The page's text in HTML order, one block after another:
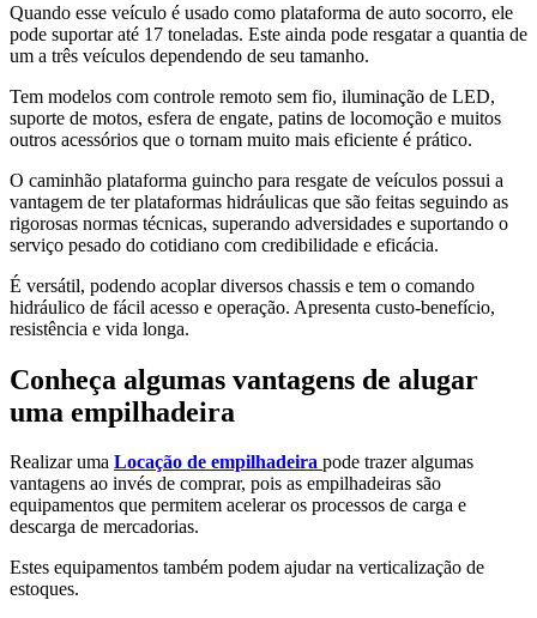
Quando esse veículo é usado como plataforma de auto socorro, ele
pode suportar até 17 toneladas. Este ainda pode resgatar a quantia de
um a três veículos dependendo de seu tamanho.
Tem modelos com controle remoto sem fio, iluminação de LED,
suporte de motos, esfera de engate, patins de locomoção e muitos
outros acessórios que o tornam muito mais eficiente é prático.
O caminhão plataforma guincho para resgate de veículos possui a
vantagem de ter plataformas hidráulicas que são feitas seguindo as
rigorosas normas técnicas, superando adversidades e suportando o
serviço pesado do cotidiano com credibilidade e eficácia.
É versátil, podendo acoplar diversos chassis e tem o comando
hidráulico de fácil acesso e operação. Apresenta custo-benefício,
resistência e vida longa.
Conheça algumas vantagens de alugar
uma empilhadeira
Realizar uma Locação de empilhadeira pode trazer algumas
vantagens ao invés de comprar, pois as empilhadeiras são
equipamentos que permitem acelerar os processos de carga e
descarga de mercadorias.
Estes equipamentos também podem ajudar na verticalização de
estoques.